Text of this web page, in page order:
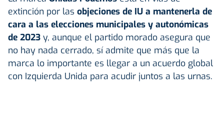
extinción por las objeciones de IU a mantenerla de
cara a las elecciones municipales y autonómicas
de 2023 y, aunque el partido morado asegura que
no hay nada cerrado, sí admite que más que la
marca lo importante es llegar a un acuerdo global
con Izquierda Unida para acudir juntos a las urnas.